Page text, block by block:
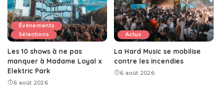
Événements
Sélections
Les 10 shows à ne pas
manquer à Madame Loyal x
Elektric Park
6 août 2026
Actus
La Hard Music se mobilise
contre les incendies
6 août 2026